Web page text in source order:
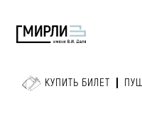
КУПИТЬ БИЛЕТ